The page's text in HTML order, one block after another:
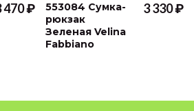
470 ₽
553084 Сумка-
рюкзак
Зеленая Velina
Fabbiano
3 330 ₽